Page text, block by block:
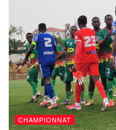
CHAMPIONNAT